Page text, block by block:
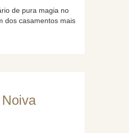
de pura magia no
dos casamentos mais